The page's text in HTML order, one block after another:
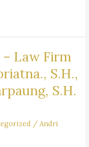
Law Firm
S.H.,
S.H.
/ Andri